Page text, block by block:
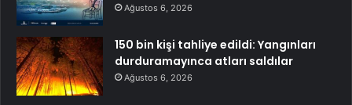
Ağustos 6, 2026
150 bin kişi tahliye edildi: Yangınları
durduramayınca atları saldılar
Ağustos 6, 2026